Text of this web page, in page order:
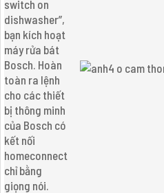
switch on
dishwasher”,
bạn kích hoạt
máy rửa bát
Bosch. Hoàn
toàn ra lệnh
cho các thiết
bị thông minh
của Bosch có
kết nối
homeconnect
chỉ bằng
giọng nói.